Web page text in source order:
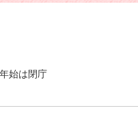
始は閉庁